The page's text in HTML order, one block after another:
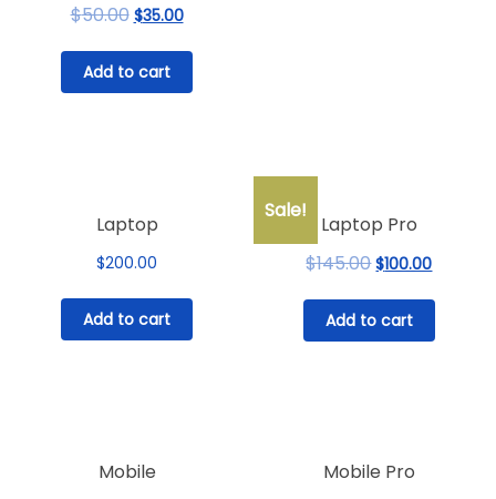
$50.00 Original
was:
$50.00.
$35.00Current
is:
Add to cart
Laptop
$200.00
Add to cart
Sale!
Laptop Pro
$145.00Original
was:
$145.00.
$100.00Current
is:
Add to cart
Mobile Mobile Pro